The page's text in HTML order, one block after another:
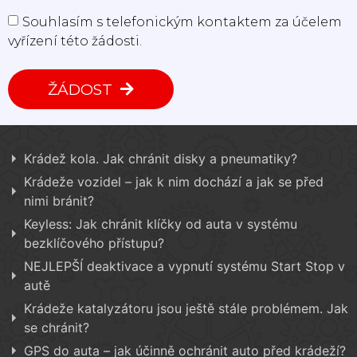
Souhlasím s telefonickým kontaktem za účelem
vyřízení této žádosti.
ŽÁDOST
Krádež kola. Jak chránit disky a pneumatiky?
Krádeže vozidel – jak k nim dochází a jak se před
nimi bránit?
Keyless: Jak chránit klíčky od auta v systému
bezklíčového přístupu?
NEJLEPŠÍ deaktivace a vypnutí systému Start Stop v
autě
Krádeže katalyzátoru jsou ještě stále problémem. Jak
se chránit?
GPS do auta – jak účinně ochránit auto před krádeží?